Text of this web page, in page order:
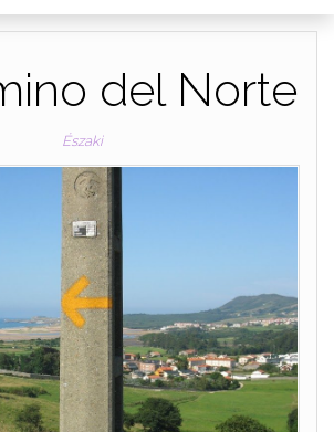
del Norte
Északi